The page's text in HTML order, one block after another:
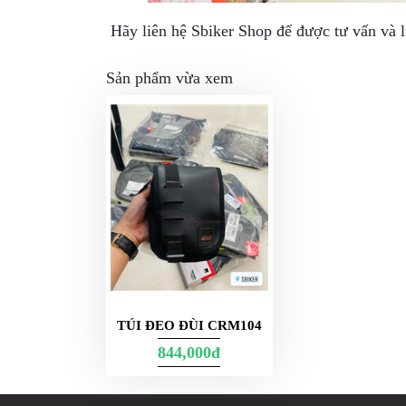
Hãy liên hệ Sbiker Shop để được tư vấn và
Sản phẩm vừa xem
TÚI ĐEO ĐÙI CRM104
844,000đ